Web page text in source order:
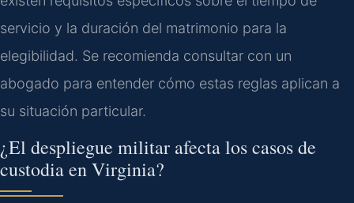
servicio y la duración del matrimonio para la
elegibilidad. Se recomienda consultar con un
abogado para entender cómo estas reglas aplican a
su situación particular.
¿El despliegue militar afecta los casos de
custodia en Virginia?